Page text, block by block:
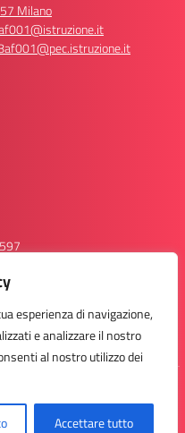
esperienza di navigazione,
e analizzare il nostro
al nostro utilizzo dei
Accettare tutto
Milano
Via Graf 70: MIEE8AF024
Via Graf 74: MIMM8AF012